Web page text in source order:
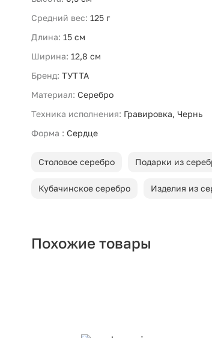
Средний вес: 125 г
Длина: 15 см
Ширина: 12,8 см
Бренд: ТУТТА
Материал: Серебро
Техника исполнения: Гравировка, Чернь
Форма : Сердце
Столовое серебро Подарки из
Кубачинское серебро Изделия из
Похожие товары